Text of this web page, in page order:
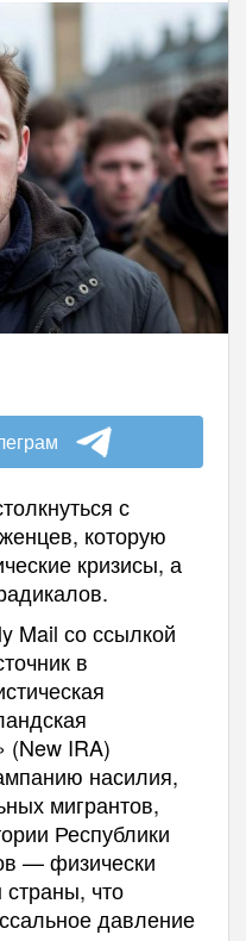
с
которую
кризисы, а
Mail со ссылкой
в
(New IRA)
насилия,
мигрантов,
Республики
— физически
что
давление